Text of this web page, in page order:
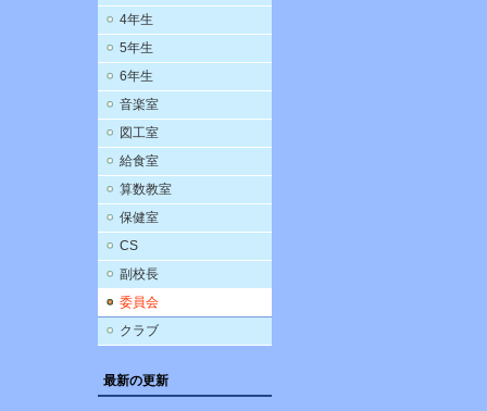
4年生
5年生
6年生
音楽室
図工室
給食室
算数教室
保健室
CS
副校長
委員会
クラブ
最新の更新